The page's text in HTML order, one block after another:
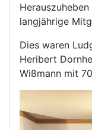
langjährige
Dies waren
Heribert
Wißmann mit